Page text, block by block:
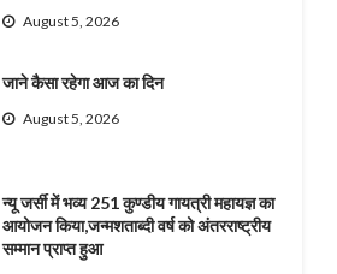
August 5, 2026
जाने कैसा रहेगा आज का दिन
August 5, 2026
न्यू जर्सी में भव्य 251 कुण्डीय गायत्री महायज्ञ का
आयोजन किया,जन्मशताब्दी वर्ष को अंतरराष्ट्रीय
सम्मान प्राप्त हुआ